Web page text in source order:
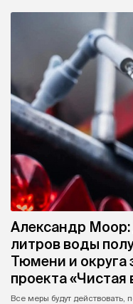
Александр
литров воды
Тюмени и округа
проекта «Чистая
Все меры будут действовать,